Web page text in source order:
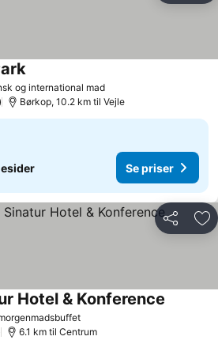
og international mad
Børkop, 10.2 km til Vejle
Se priser
Del
Hotel & Konference
6.1 km til Centrum